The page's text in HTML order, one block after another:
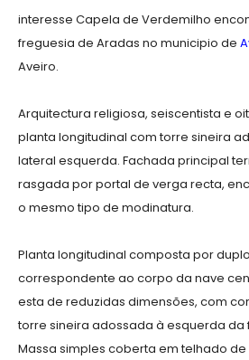
interesse Capela de Verdemilho
freguesia de Aradas no municipio de
Aveiro.
Arquitectura religiosa, seiscentista e
planta longitudinal com torre sineira
lateral esquerda. Fachada principal
rasgada por portal de verga recta,
o mesmo tipo de modinatura.
Planta longitudinal composta por
correspondente ao corpo da nave
esta de reduzidas dimensões, com
torre sineira adossada à esquerda da
Massa simples coberta em telhado